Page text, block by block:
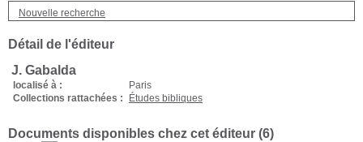
Nouvelle recherche
Détail de l'éditeur
J. Gabalda
localisé à :
Paris
Collections rattachées :
Études bibliques
Documents disponibles chez cet éditeur (6)